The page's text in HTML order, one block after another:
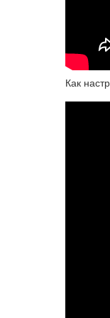
Как